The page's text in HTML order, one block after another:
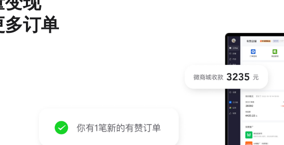
订单